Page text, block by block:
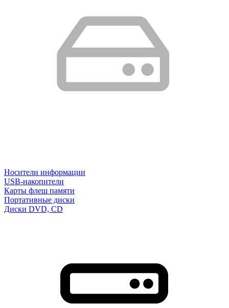
Носители информации
USB-накопители
Карты флеш памяти
Портативные диски
Диски DVD, CD